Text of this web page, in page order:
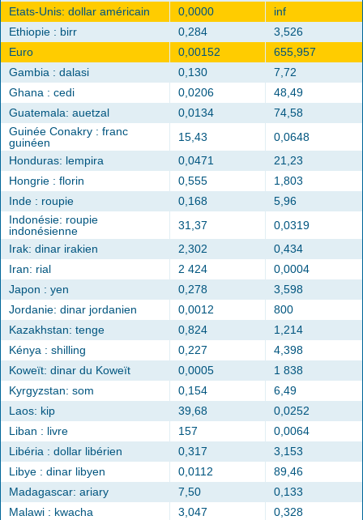
Etats-Unis: dollar américain
0,0000
inf
Ethiopie : birr
0,284
3,526
Euro
0,00152
655,957
Gambia : dalasi
0,130
7,72
Ghana : cedi
0,0206
48,49
Guatemala: auetzal
0,0134
74,58
Guinée Conakry : franc
guinéen
15,43
0,0648
Honduras: lempira
0,0471
21,23
Hongrie : florin
0,555
1,803
Inde : roupie
0,168
5,96
Indonésie: roupie
indonésienne
31,37
0,0319
Irak: dinar irakien
2,302
0,434
Iran: rial
2 424
0,0004
Japon : yen
0,278
3,598
Jordanie: dinar jordanien
0,0012
800
Kazakhstan: tenge
0,824
1,214
Kénya : shilling
0,227
4,398
Koweït: dinar du Koweït
0,0005
1 838
Kyrgyzstan: som
0,154
6,49
Laos: kip
39,68
0,0252
Liban : livre
157
0,0064
Libéria : dollar libérien
0,317
3,153
Libye : dinar libyen
0,0112
89,46
Madagascar: ariary
7,50
0,133
Malawi : kwacha
3,047 0,328